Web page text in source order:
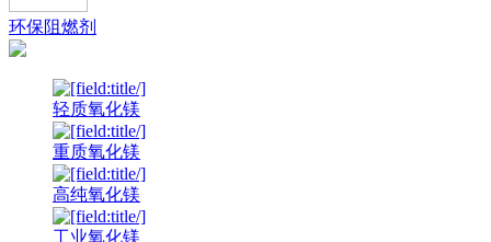
环保阻燃剂
轻质氧化镁
重质氧化镁
高纯氧化镁
工业氧化镁